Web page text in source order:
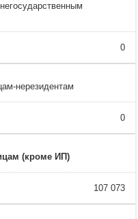
0
нерезидентам
0
(кроме ИП)
107 073